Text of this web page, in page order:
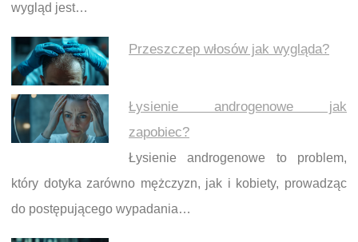
wygląd jest…
Przeszczep włosów jak wygląda?
Łysienie androgenowe jak
zapobiec?
Łysienie androgenowe to problem,
który dotyka zarówno mężczyzn, jak i kobiety, prowadząc
do postępującego wypadania…